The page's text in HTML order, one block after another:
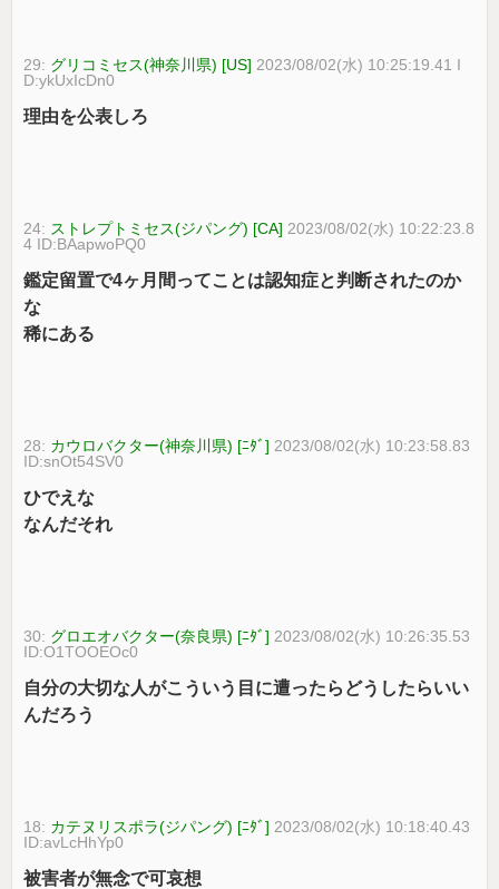
29: グリコミセス(神奈川県) [US] 2023/08/02(水) 10:25:19.41 I
D:ykUxIcDn0
理由を公表しろ
24: ストレプトミセス(ジパング) [CA] 2023/08/02(水) 10:22:23.8
4 ID:BAapwoPQ0
鑑定留置で4ヶ月間ってことは認知症と判断されたのか
な
稀にある
28: カウロバクター(神奈川県) [ﾆﾀﾞ] 2023/08/02(水) 10:23:58.83
ID:snOt54SV0
ひでえな
なんだそれ
30: グロエオバクター(奈良県) [ﾆﾀﾞ] 2023/08/02(水) 10:26:35.53
ID:O1TOOEOc0
自分の大切な人がこういう目に遭ったらどうしたらいい
んだろう
18: カテヌリスポラ(ジパング) [ﾆﾀﾞ] 2023/08/02(水) 10:18:40.43
ID:avLcHhYp0
被害者が無念で可哀想